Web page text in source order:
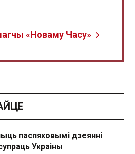
«Новаму Часу»
паспяховымі дзеянні
Украіны